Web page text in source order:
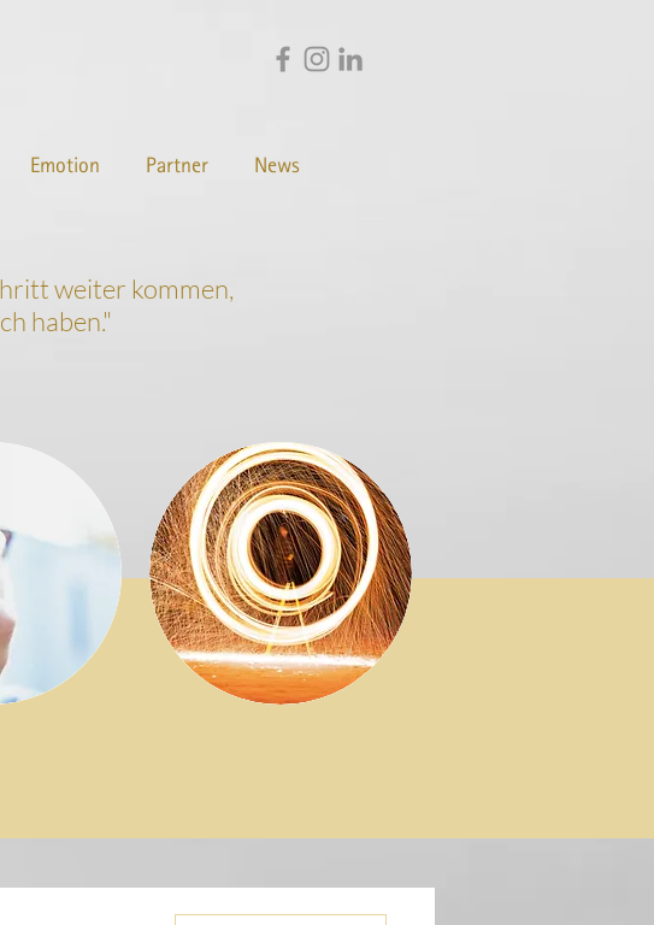
Emotion Partner News
weiter kommen,
haben."